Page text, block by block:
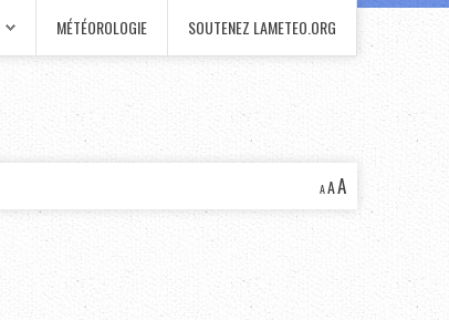
MÉTÉOROLOGIE SOUTENEZ LAMETEO.ORG
AAA